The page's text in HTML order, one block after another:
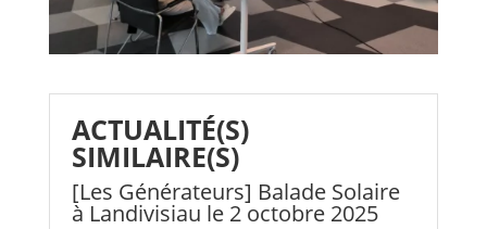
ACTUALITÉ(S)
SIMILAIRE(S)
[Les Générateurs] Balade Solaire
à Landivisiau le 2 octobre 2025